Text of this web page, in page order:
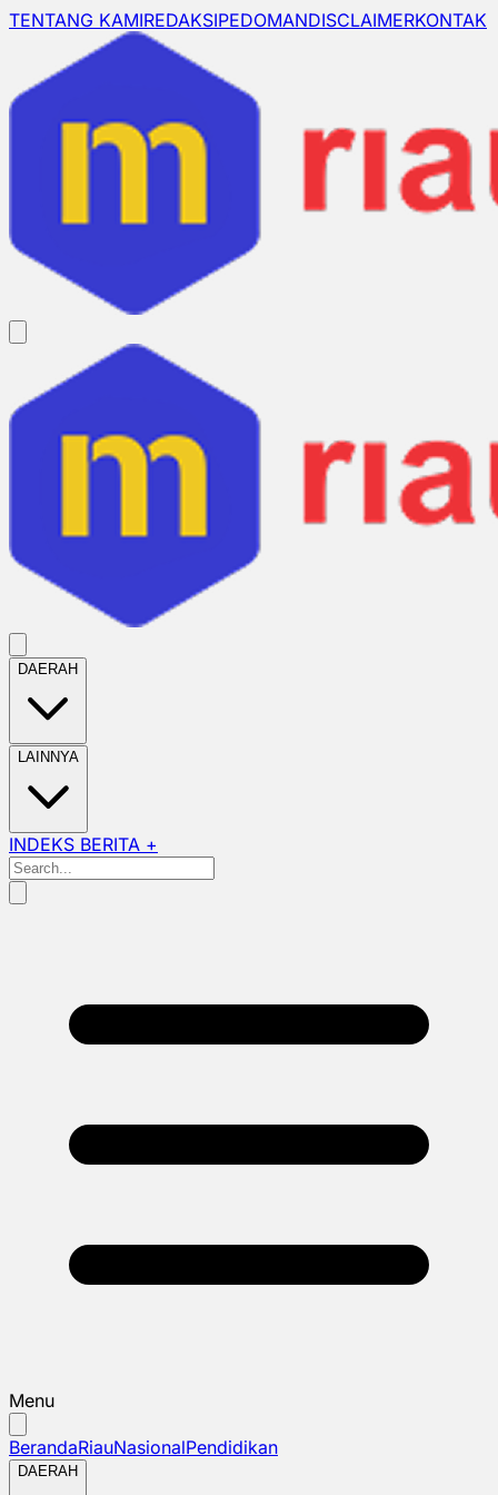
TENTANG KAMIREDAKSIPEDOMANDISCLAIMERKONTAK
DAERAH
LAINNYA
INDEKS BERITA +
Menu
BerandaRiauNasionalPendidikan
DAERAH